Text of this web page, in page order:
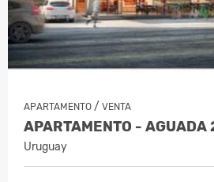
APARTAMENTO / VENTA
Uruguay